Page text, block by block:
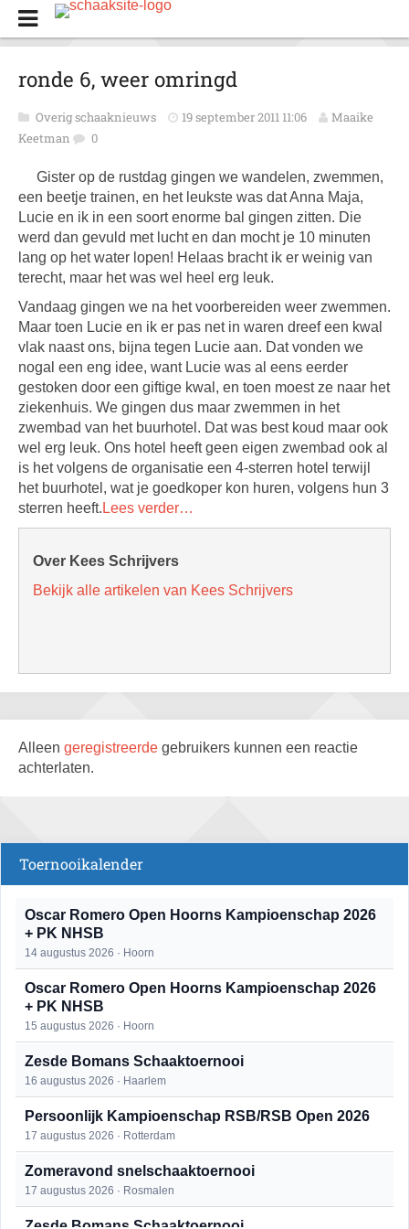
ronde 6, weer omringd
Overig schaaknieuws 19 september 2011 11:06
Maaike
Keetman
0
Gister op de rustdag gingen we wandelen, zwemmen,
een beetje trainen, en het leukste was dat Anna Maja,
Lucie en ik in een soort enorme bal gingen zitten. Die
werd dan gevuld met lucht en dan mocht je 10 minuten
lang op het water lopen! Helaas bracht ik er weinig van
terecht, maar het was wel heel erg leuk.
Vandaag gingen we na het voorbereiden weer zwemmen.
Maar toen Lucie en ik er pas net in waren dreef een kwal
vlak naast ons, bijna tegen Lucie aan. Dat vonden we
nogal een eng idee, want Lucie was al eens eerder
gestoken door een giftige kwal, en toen moest ze naar het
ziekenhuis. We gingen dus maar zwemmen in het
zwembad van het buurhotel. Dat was best koud maar ook
wel erg leuk. Ons hotel heeft geen eigen zwembad ook al
is het volgens de organisatie een 4-sterren hotel terwijl
het buurhotel, wat je goedkoper kon huren, volgens hun 3
sterren heeft. Lees verder…
Over Kees Schrijvers
Bekijk alle artikelen van Kees Schrijvers
Alleen geregistreerde gebruikers kunnen een reactie
achterlaten.
Toernooikalender
Oscar Romero Open Hoorns Kampioenschap 2026
+ PK NHSB
14 augustus 2026 · Hoorn
Oscar Romero Open Hoorns Kampioenschap 2026
+ PK NHSB
15 augustus 2026 · Hoorn
Zesde Bomans Schaaktoernooi
16 augustus 2026 · Haarlem
Persoonlijk Kampioenschap RSB/RSB Open 2026
17 augustus 2026 · Rotterdam
Zomeravond snelschaaktoernooi
17 augustus 2026 · Rosmalen
Zesde Bomans Schaaktoernooi